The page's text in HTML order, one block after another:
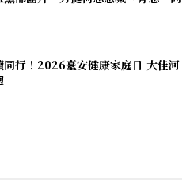
同行！2026臺安健康家庭日 大佳河